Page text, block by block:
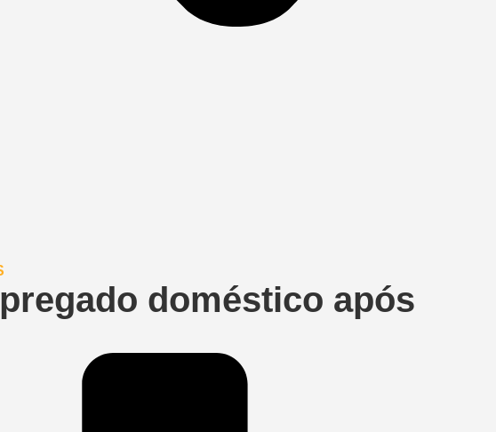
doméstico após